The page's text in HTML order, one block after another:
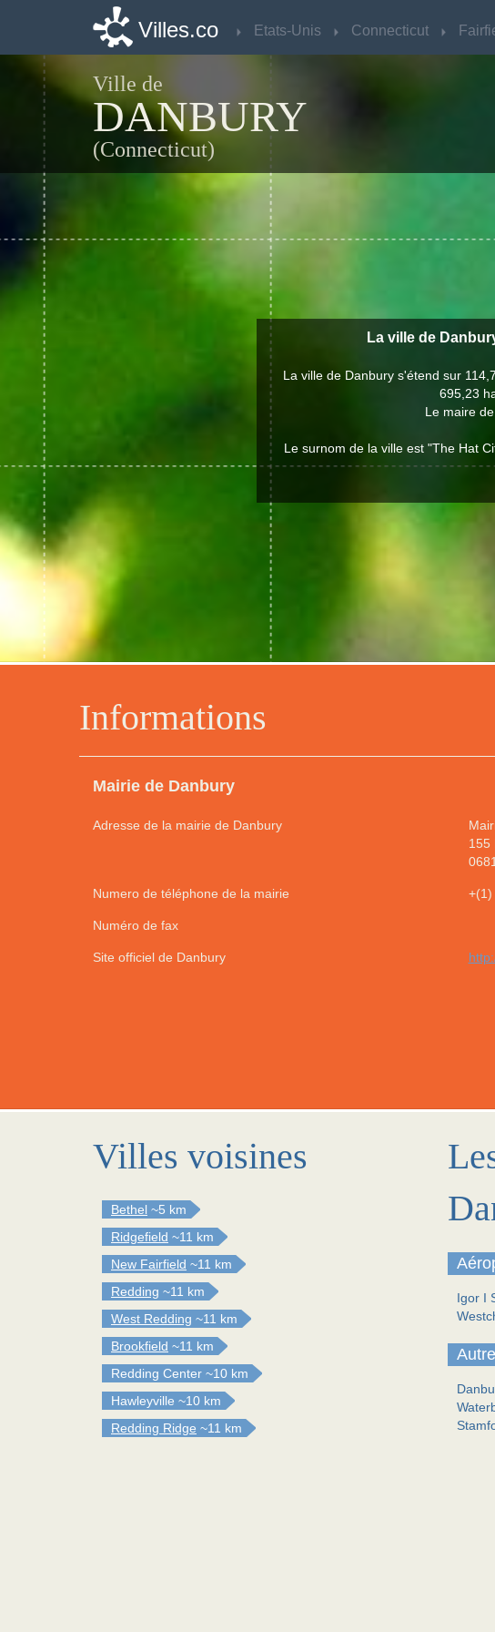
Villes.co Etats-Unis Connecticut
Ville de
DANBURY
(Connecticut)
Informations
Mairie de Danbury
Adresse de la mairie de Danbury
155
Numero de téléphone de la mairie +(1)
Numéro de fax
Site officiel de Danbury
La ville de
La ville de Danbury s'étend sur
695,23
Le maire
Le surnom de la ville est "The Hat
Villes voisines
Bethel ~5 km
Ridgefield ~11 km
New Fairfield ~11 km
Redding ~11 km
West Redding ~11 km
Brookfield ~11 km
Redding Center ~10 km
Hawleyville ~10 km
Redding Ridge ~11 km
Igor I
Villes.co Etats-Unis Connecticut